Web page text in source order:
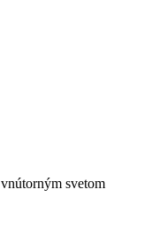
svetom